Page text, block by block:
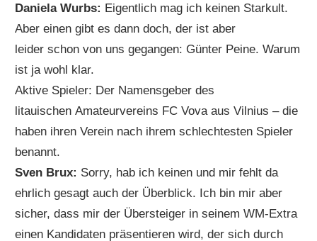
Daniela Wurbs: Eigentlich mag ich keinen Starkult.
Aber einen gibt es dann doch, der ist aber
leider schon von uns gegangen: Günter Peine. Warum
ist ja wohl klar.
Aktive Spieler: Der Namensgeber des
litauischen Amateurvereins FC Vova aus Vilnius – die
haben ihren Verein nach ihrem schlechtesten Spieler
benannt.
Sven Brux: Sorry, hab ich keinen und mir fehlt da
ehrlich gesagt auch der Überblick. Ich bin mir aber
sicher, dass mir der Übersteiger in seinem WM-Extra
einen Kandidaten präsentieren wird, der sich durch